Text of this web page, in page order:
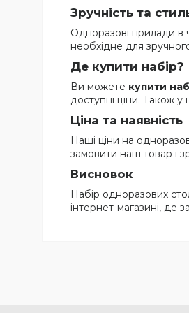
Зручність та
Одноразові прилади в
необхідне для
Де купити набір?
Ви можете купити
доступні ціни. Також у
Ціна та наявність
Наші ціни на
замовити наш товар і
Висновок
Набір одноразових
інтернет-магазині, де